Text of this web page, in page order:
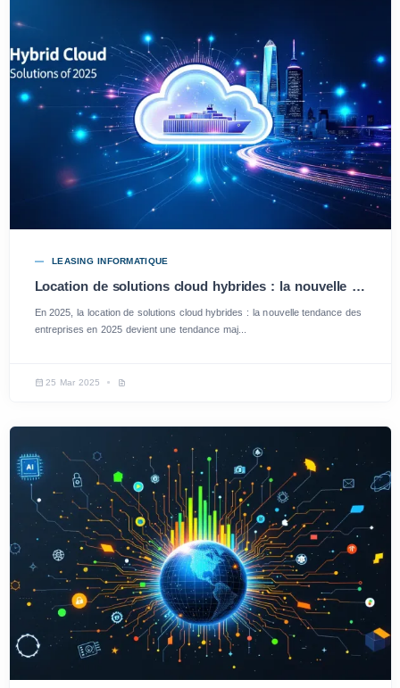
LEASING INFORMATIQUE
Location de solutions cloud hybrides : la nouvelle tendance des entreprises en 2025
En 2025, la location de solutions cloud hybrides : la nouvelle tendance des
entreprises en 2025 devient une tendance maj...
25 Mar 2025